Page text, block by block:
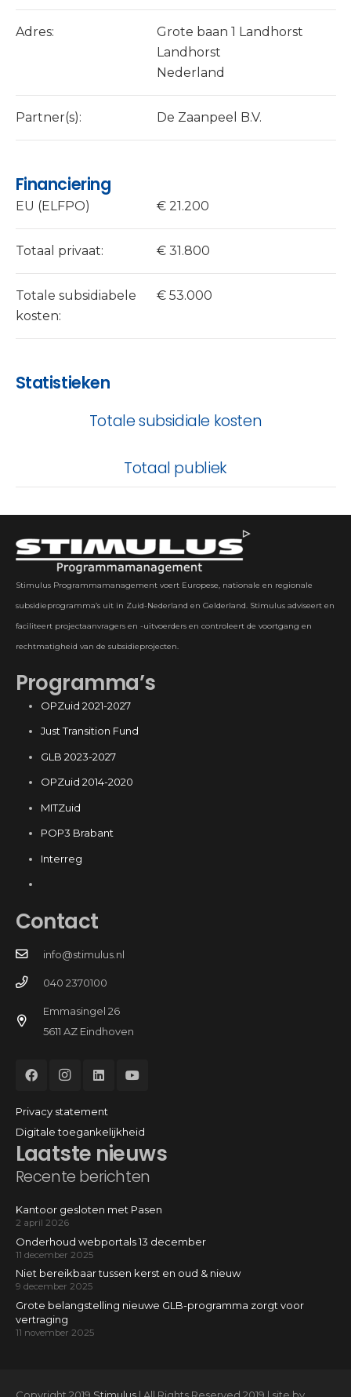
Adres:
Grote baan 1 Landhorst
Landhorst
Nederland
Partner(s): De Zaanpeel B.V.
Financiering
EU (ELFPO) € 21.200
Totaal privaat: € 31.800
Totale subsidiabele
kosten:
€ 53.000
Statistieken
Totale subsidiale kosten
Totaal publiek
Stimulus Programmamanagement voert Europese, nationale en regionale
subsidieprogramma’s uit in Zuid-Nederland en Gelderland. Stimulus adviseert en
faciliteert projectaanvragers en -uitvoerders en controleert de voortgang en
rechtmatigheid van de subsidieprojecten.
Programma’s
OPZuid 2021-2027
Just Transition Fund
GLB 2023-2027
OPZuid 2014-2020
MITZuid
POP3 Brabant
Interreg
Laatste nieuws
Recente berichten
Kantoor gesloten met Pasen
2 april 2026
Onderhoud webportals 13 december
11 december 2025
Niet bereikbaar tussen kerst en oud & nieuw
9 december 2025
Grote belangstelling nieuwe GLB-programma zorgt voor
vertraging
11 november 2025
Contact
info@stimulus.nl
040 2370100
Emmasingel 26
5611 AZ Eindhoven
Privacy statement
Digitale toegankelijkheid